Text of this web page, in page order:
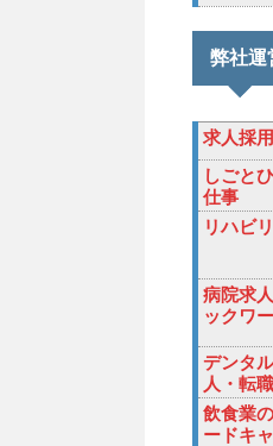
弊社運
求人採
しごと
仕事
リハビ
病院求
ックワ
デンタ
人・転
飲食業
ードキ